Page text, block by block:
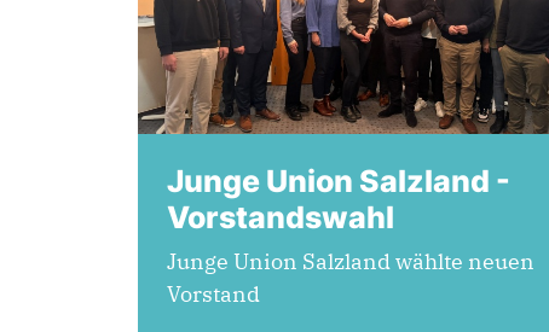
Junge Union Salzland -
Vorstandswahl
Junge Union Salzland wählte neuen
Vorstand